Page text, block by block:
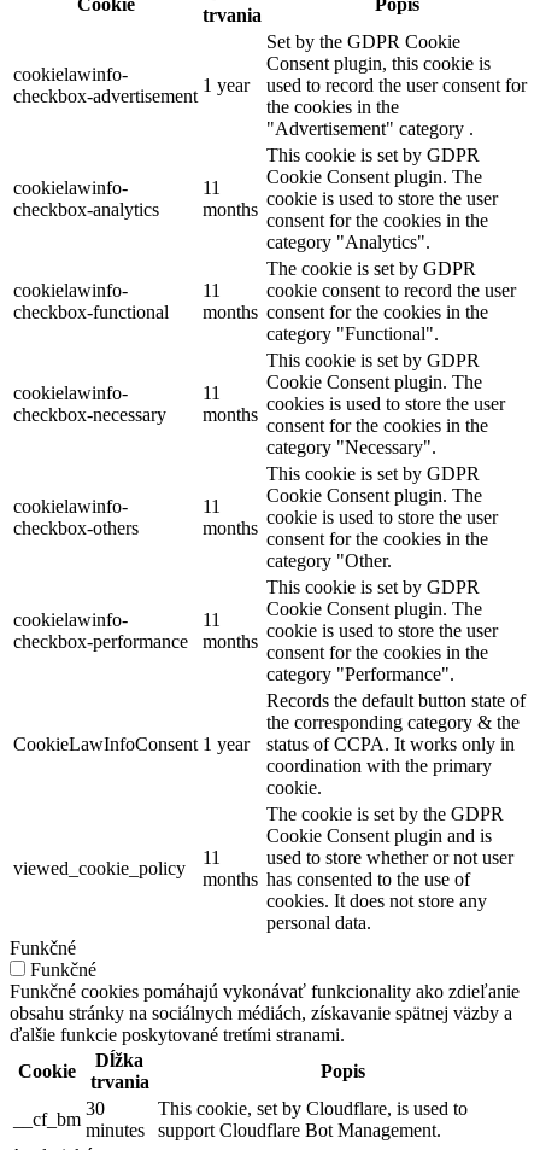
trvania
cookielawinfo-
checkbox-advertisement
1 year
Set by the GDPR Cookie
Consent plugin, this cookie is
used to record the user consent for
the cookies in the
"Advertisement" category .
cookielawinfo-
checkbox-analytics
11
months
This cookie is set by GDPR
Cookie Consent plugin. The
cookie is used to store the user
consent for the cookies in the
category "Analytics".
cookielawinfo-
checkbox-functional
11
months
The cookie is set by GDPR
cookie consent to record the user
consent for the cookies in the
category "Functional".
cookielawinfo-
checkbox-necessary
11
months
This cookie is set by GDPR
Cookie Consent plugin. The
cookies is used to store the user
consent for the cookies in the
category "Necessary".
cookielawinfo-
checkbox-others
11
months
This cookie is set by GDPR
Cookie Consent plugin. The
cookie is used to store the user
consent for the cookies in the
category "Other.
cookielawinfo-
checkbox-performance
11
months
This cookie is set by GDPR
Cookie Consent plugin. The
cookie is used to store the user
consent for the cookies in the
category "Performance".
CookieLawInfoConsent 1 year
Records the default button state of
the corresponding category & the
status of CCPA. It works only in
coordination with the primary
cookie.
viewed_cookie_policy
11
months
The cookie is set by the GDPR
Cookie Consent plugin and is
used to store whether or not user
has consented to the use of
cookies. It does not store any
personal data.
Funkčné
Funkčné
Funkčné cookies pomáhajú vykonávať funkcionality ako zdieľanie
obsahu stránky na sociálnych médiách, získavanie spätnej väzby a
ďalšie funkcie poskytované tretími stranami.
Cookie
Dĺžka
trvania
Popis
__cf_bm
30
minutes
This cookie, set by Cloudflare, is used to
support Cloudflare Bot Management.